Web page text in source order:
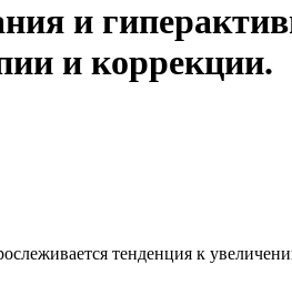
и
и коррекции.
тенденция к